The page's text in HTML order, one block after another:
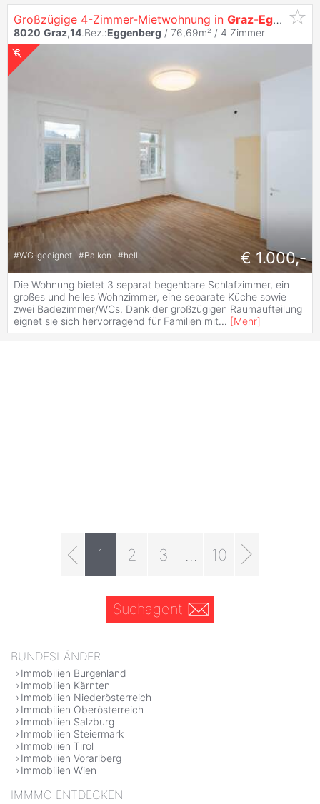
Großzügige 4-Zimmer-Mietwohnung in Graz-Eggenberg
8020 Graz,14.Bez.:Eggenberg / 76,69m² / 4 Zimmer
#WG-geeignet #Balkon #hell € 1.000,-
Die Wohnung bietet 3 separat begehbare Schlafzimmer, ein
großes und helles Wohnzimmer, eine separate Küche sowie
zwei Badezimmer/WCs. Dank der großzügigen Raumaufteilung
eignet sie sich hervorragend für Familien mit... [Mehr]
1 2 3 10
Suchagent
BUNDESLÄNDER
Immobilien Burgenland
Immobilien Kärnten
Immobilien Niederösterreich
Immobilien Oberösterreich
Immobilien Salzburg
Immobilien Steiermark
Immobilien Tirol
Immobilien Vorarlberg
Immobilien Wien
IMMMO ENTDECKEN